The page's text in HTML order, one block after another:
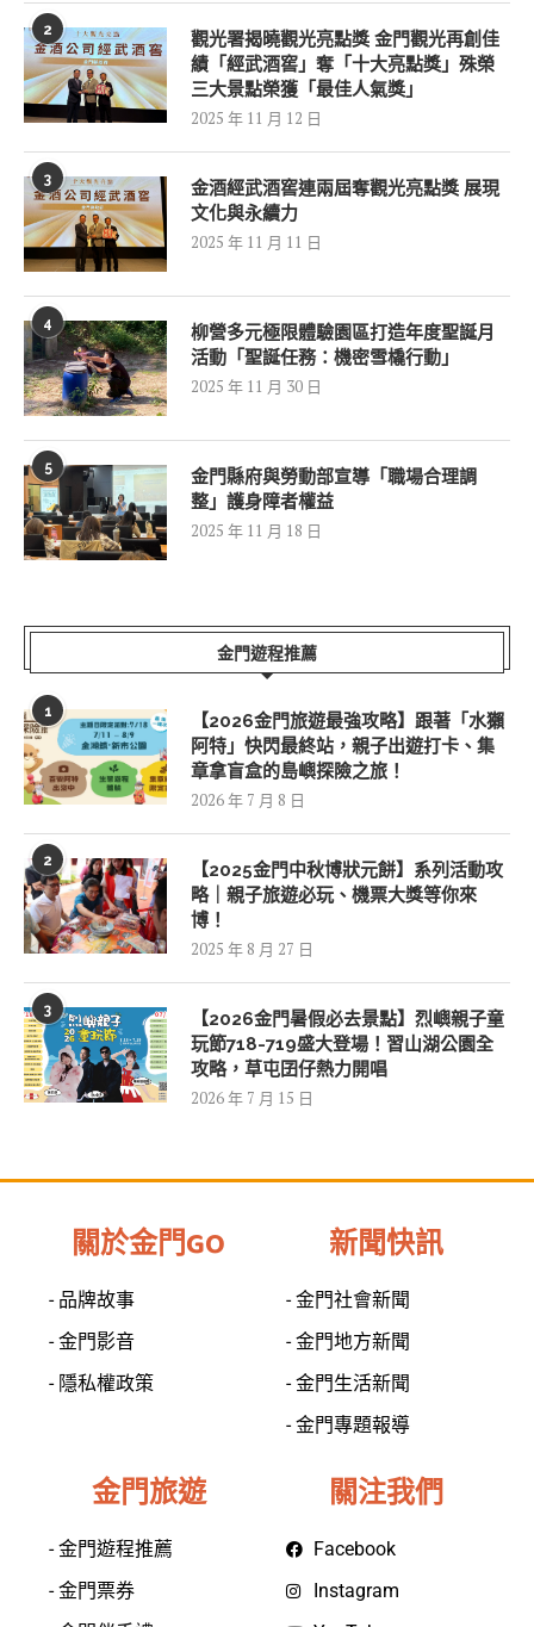
2
觀光署揭曉觀光亮點獎 金門觀光再創佳
績「經武酒窖」奪「十大亮點獎」殊榮
三大景點榮獲「最佳人氣獎」
2025 年 11 月 12 日
3
金酒經武酒窖連兩屆奪觀光亮點獎 展現
文化與永續力
2025 年 11 月 11 日
4
柳營多元極限體驗園區打造年度聖誕月
活動「聖誕任務：機密雪橇行動」
2025 年 11 月 30 日
5
金門縣府與勞動部宣導「職場合理調
整」護身障者權益
2025 年 11 月 18 日
金門遊程推薦
1
【2026金門旅遊最強攻略】跟著「水獺
阿特」快閃最終站，親子出遊打卡、集
章拿盲盒的島嶼探險之旅！
2026 年 7 月 8 日
2
【2025金門中秋博狀元餅】系列活動攻
略｜親子旅遊必玩、機票大獎等你來
博！
2025 年 8 月 27 日
3
【2026金門暑假必去景點】烈嶼親子童
玩節718-719盛大登場！習山湖公園全
攻略，草屯囝仔熱力開唱
2026 年 7 月 15 日
關於金門GO
- 品牌故事
- 金門影音
- 隱私權政策
新聞快訊
- 金門社會新聞
- 金門地方新聞
- 金門生活新聞
- 金門專題報導
金門旅遊
- 金門遊程推薦
- 金門票券
關注我們
Facebook
Instagram